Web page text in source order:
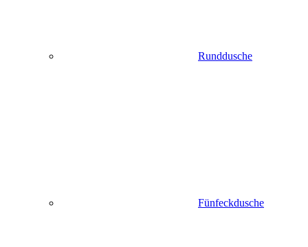
Runddusche
Fünfeckdusche